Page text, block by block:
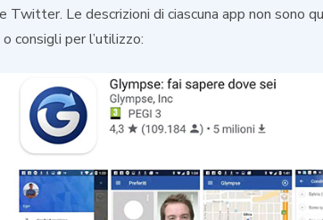
Le descrizioni di ciascuna app non sono
consigli per l’utilizzo: